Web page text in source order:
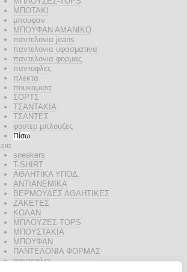
ΜΠΟΤΑΚΙ
μπουφαν
ΜΠΟΥΦΑΝ ΑΜΑΝΙΚΟ
παντελονια jeans
παντελονια υφασματινα
παντελονια φορμας
παντοφλες
πλεκτα
πουκαμισα
ΣΟΡΤΣ
ΤΣΑΝΤΑΚΙΑ
ΤΣΑΝΤΕΣ
φουτερ μπλουζες
Πίσω
sneakers
T-SHIRT
ΑΘΛΗΤΙΚΑ ΥΠΟΔ.
ΑΝΤΙΑΝΕΜΙΚΑ
ΒΕΡΜΟΥΔΕΣ ΑΘΛΗΤΙΚΕΣ
ΖΑΚΕΤΕΣ
ΚΟΛΑΝ
ΜΠΛΟΥΖΕΣ-TOPS
ΜΠΟΥΣΤΑΚΙΑ
ΜΠΟΥΦΑΝ
ΠΑΝΤΕΛΟΝΙΑ ΦΟΡΜΑΣ
παντοφλες